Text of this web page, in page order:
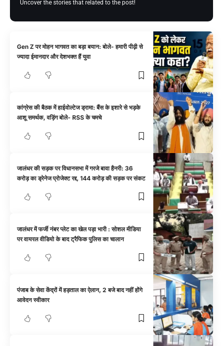
Uncover the stories that related to the post!
Gen Z पर मोहन भागवत का बड़ा बयान: बोले- हमारी पीढ़ी से
ज्यादा ईमानदार और देशभक्त हैं युवा
कांग्रेस की बैठक में हाईवोल्टेज ड्रामा: बैंस के इशारे से भड़के
आशू समर्थक, वड़िंग बोले- RSS के चमचे
जालंधर की सड़क पर विधानसभा में गरजे बावा हैनरी: 36
करोड़ का ड्रेनेज प्रोजेक्ट रद्द, 144 करोड़ की सड़क पर संकट
जालंधर में फर्जी नंबर प्लेट का खेल पड़ा भारी : सोशल मीडिया
पर वायरल वीडियो के बाद ट्रैफिक पुलिस का चालान
पंजाब के सेवा केंद्रों में हड़ताल का ऐलान, 2 बजे बाद नहीं होंगे
आवेदन स्वीकार